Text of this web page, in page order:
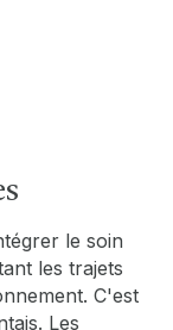
le soin
les trajets
C'est
Les